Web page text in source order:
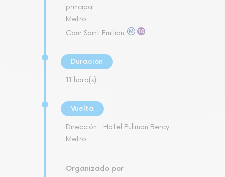
principal
Metro:
Cour Saint Emilion
Duración
11 hora(s)
Vuelta
Dirección:
Hotel Pullman Bercy
Metro:
Organizado por